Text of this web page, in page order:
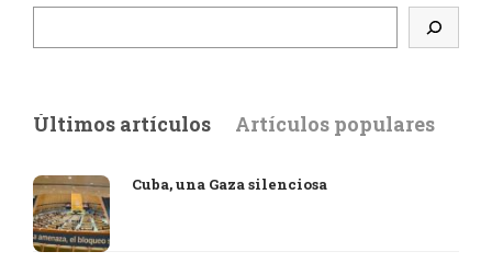
Últimos artículos Artículos populares
Cuba, una Gaza silenciosa